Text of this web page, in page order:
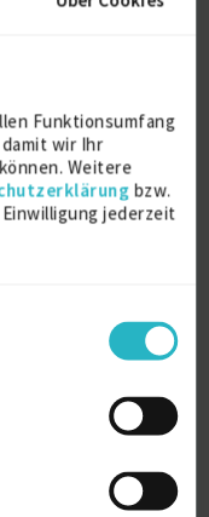
Funktionsumfang
wir Ihr
Weitere
bzw.
jederzeit
Trainer und
J.